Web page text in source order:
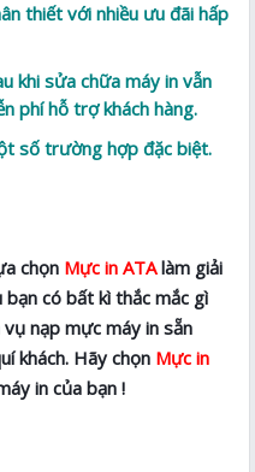
thiết với nhiều ưu đãi hấp
khi sửa chữa máy in vẫn
phí hỗ trợ khách hàng.
số trường hợp đặc biệt.
chọn Mực in ATAlàm giải
bạn có bất kì thắc mắc gì
nạp mực máy in sẵn
khách. Hãy chọn Mực in
in của bạn !